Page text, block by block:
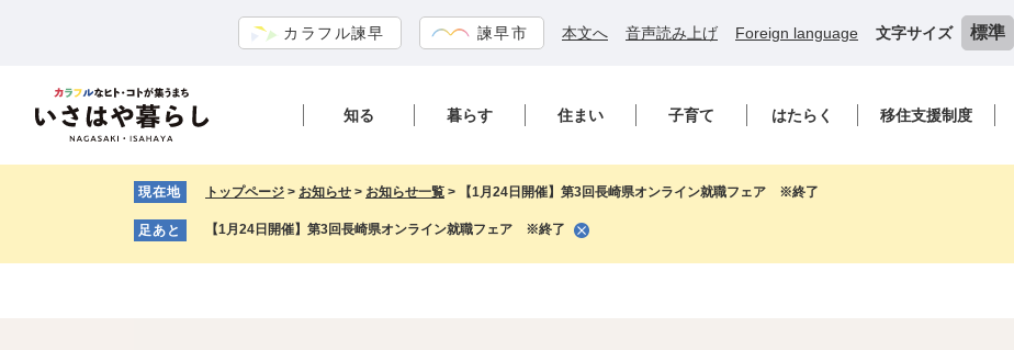
で
ば
カラフル諫早 諫早市 本文へ 音声読み上げ Foreign language 文字サイズ 標準
知る 暮らす 住まい 子育て はたらく 移住支援制度
現在地 トップページ > お知らせ > お知らせ一覧 > 【1月24日開催】第3回長崎県オンライン就職フェア ※終了
足あと 【1月24日開催】第3回長崎県オンライン就職フェア ※終了